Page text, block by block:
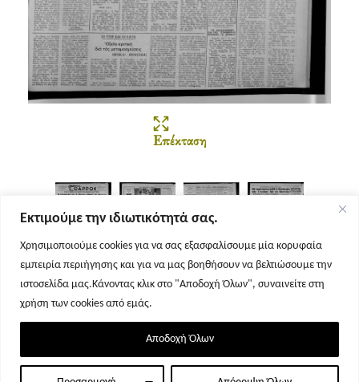
Εκτιμούμε την ιδιωτικότητά σας.
Χρησιμοποιούμε cookies για να σας εξασφαλίσουμε μία κορυφαία
εμπειρία περιήγησης και για να μας βοηθήσουν να βελτιώσουμε την
ιστοσελίδα μας.Κάνοντας κλικ στο "Αποδοχή Όλων", συναινείτε στη
χρήση των cookies από εμάς.
Αποδοχή Όλων
Επέκταση
Σελίδα 1 Σελίδα 2 Σελίδα 3 Σελίδα 4